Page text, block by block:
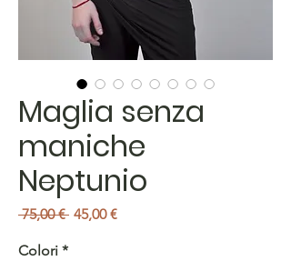
Maglia senza
maniche
Neptunio
75,00 € Prezzo
45,00 €Prezzo
Colori *